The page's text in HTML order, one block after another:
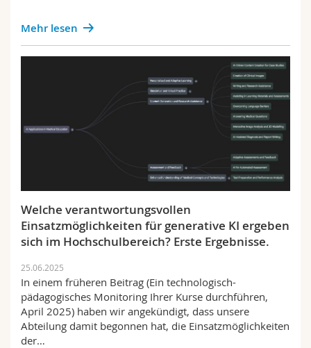
Mehr lesen
Welche verantwortungsvollen
Einsatzmöglichkeiten für generative KI ergeben
sich im Hochschulbereich? Erste Ergebnisse.
25.06.2025
In einem früheren Beitrag (Ein technologisch-
pädagogisches Monitoring Ihrer Kurse durchführen,
April 2025) haben wir angekündigt, dass unsere
Abteilung damit begonnen hat, die Einsatzmöglichkeiten
der…